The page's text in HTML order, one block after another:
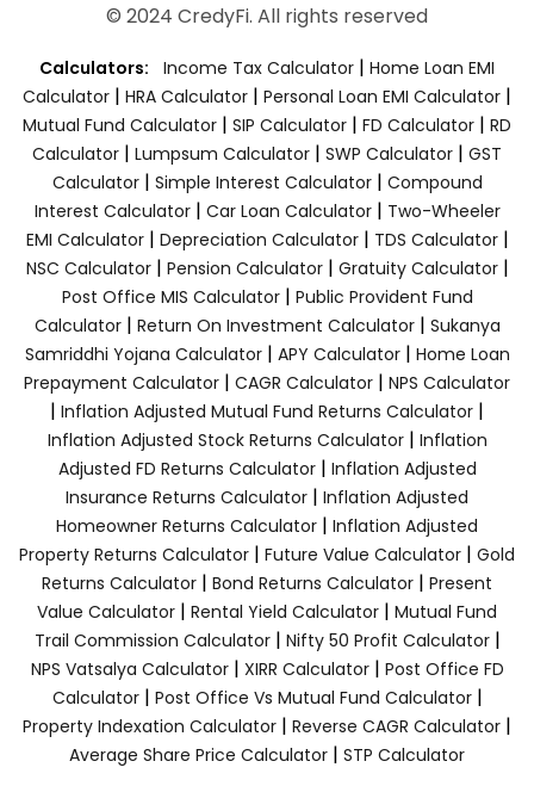
© 2024 CredyFi. All rights reserved
Calculators: Income Tax Calculator | Home Loan EMI
Calculator | HRA Calculator | Personal Loan EMI Calculator |
Mutual Fund Calculator | SIP Calculator | FD Calculator | RD
Calculator | Lumpsum Calculator | SWP Calculator | GST
Calculator| Simple Interest Calculator| Compound
Interest Calculator| Car Loan Calculator| Two-Wheeler
EMI Calculator| Depreciation Calculator| TDS Calculator|
NSC Calculator| Pension Calculator| Gratuity Calculator|
Post Office MIS Calculator| Public Provident Fund
Calculator| Return On Investment Calculator| Sukanya
Samriddhi Yojana Calculator| APY Calculator| Home Loan
Prepayment Calculator | CAGR Calculator | NPS Calculator
| Inflation Adjusted Mutual Fund Returns Calculator |
Inflation Adjusted Stock Returns Calculator| Inflation
Adjusted FD Returns Calculator| Inflation Adjusted
Insurance Returns Calculator | Inflation Adjusted
Homeowner Returns Calculator | Inflation Adjusted
Property Returns Calculator | Future Value Calculator | Gold
Returns Calculator | Bond Returns Calculator | Present
Value Calculator | Rental Yield Calculator | Mutual Fund
Trail Commission Calculator| Nifty 50 Profit Calculator|
NPS Vatsalya Calculator| XIRR Calculator| Post Office FD
Calculator| Post Office Vs Mutual Fund Calculator|
Property Indexation Calculator | Reverse CAGR Calculator |
Average Share Price Calculator | STP Calculator